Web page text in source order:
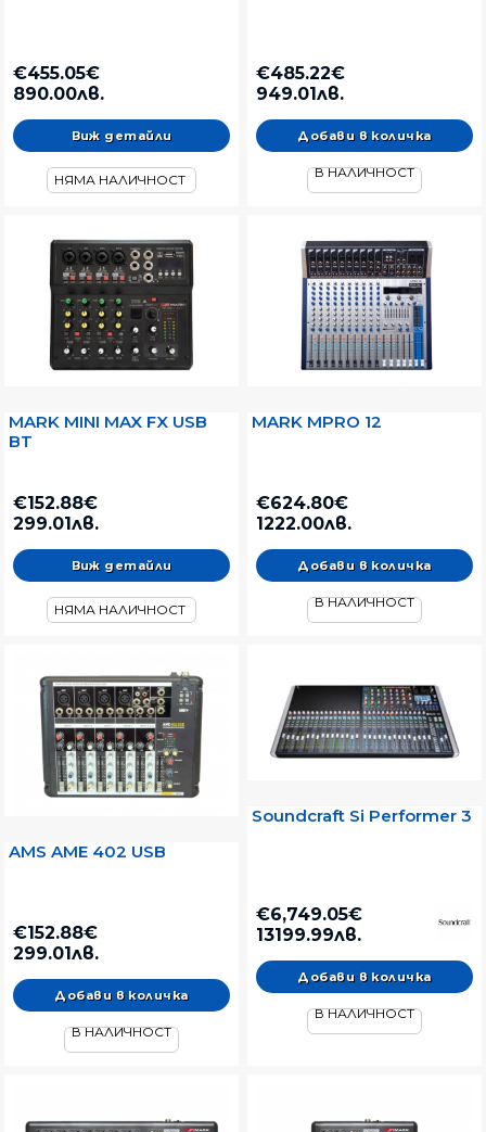
€455.05€
890.00лв.
Виж детайли
НЯМА НАЛИЧНОСТ
€485.22€
949.01лв.
В НАЛИЧНОСТ
MARK MINI MAX FX USB
BT
€152.88€
299.01лв.
Виж детайли
НЯМА НАЛИЧНОСТ
MARK MPRO 12
€624.80€
1222.00лв.
В НАЛИЧНОСТ
AMS AME 402 USB
€152.88€
299.01лв.
В НАЛИЧНОСТ
Soundcraft Si Performer 3
€6,749.05€
13199.99лв.
В НАЛИЧНОСТ